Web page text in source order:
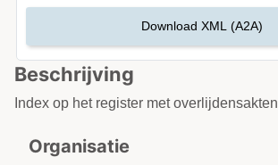
Beschrijving
Index op het register met overlijdensakten
Organisatie
Download XML (A2A)